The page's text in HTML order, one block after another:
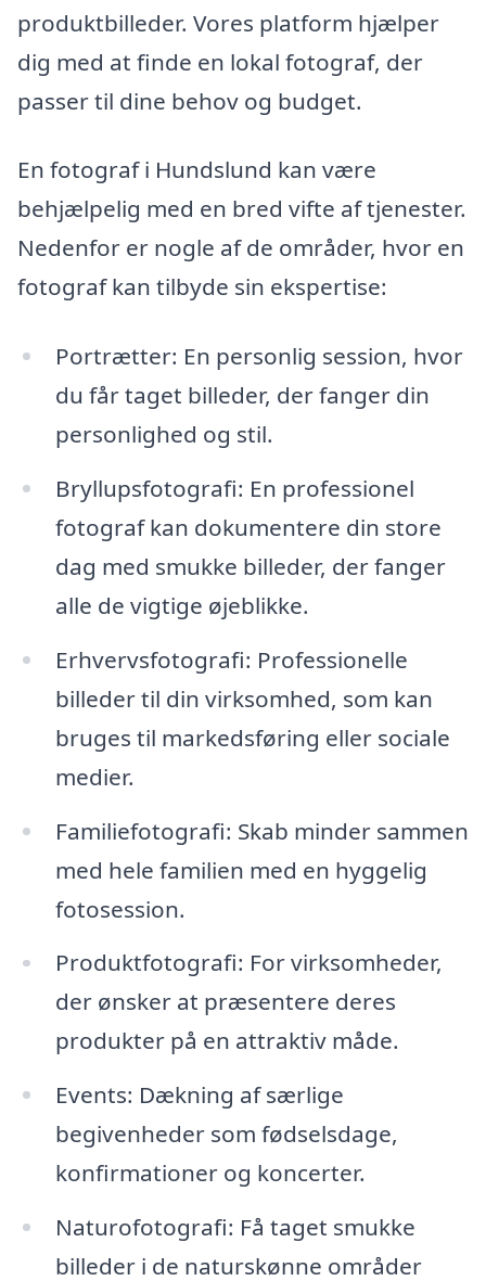
produktbilleder. Vores platform hjælper
dig med at finde en lokal fotograf, der
passer til dine behov og budget.
En fotograf i Hundslund kan være
behjælpelig med en bred vifte af tjenester.
Nedenfor er nogle af de områder, hvor en
fotograf kan tilbyde sin ekspertise:
Portrætter: En personlig session, hvor
du får taget billeder, der fanger din
personlighed og stil.
Bryllupsfotografi: En professionel
fotograf kan dokumentere din store
dag med smukke billeder, der fanger
alle de vigtige øjeblikke.
Erhvervsfotografi: Professionelle
billeder til din virksomhed, som kan
bruges til markedsføring eller sociale
medier.
Familiefotografi: Skab minder sammen
med hele familien med en hyggelig
fotosession.
Produktfotografi: For virksomheder,
der ønsker at præsentere deres
produkter på en attraktiv måde.
Events: Dækning af særlige
begivenheder som fødselsdage,
konfirmationer og koncerter.
Naturofotografi: Få taget smukke
billeder i de naturskønne områder